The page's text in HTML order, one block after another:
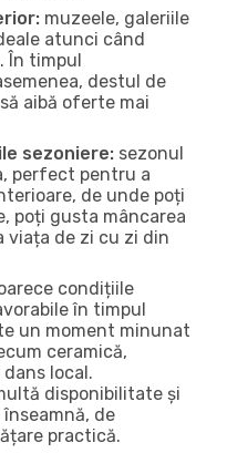
muzeele, galeriile
atunci când
În timpul
destul de
aibă oferte mai
sezoniere: sezonul
perfect pentru a
de unde poți
poți gusta mâncarea
viața de zi cu zi din
condițiile
în timpul
un moment minunat
ceramică,
local.
disponibilitate și
de
practică.